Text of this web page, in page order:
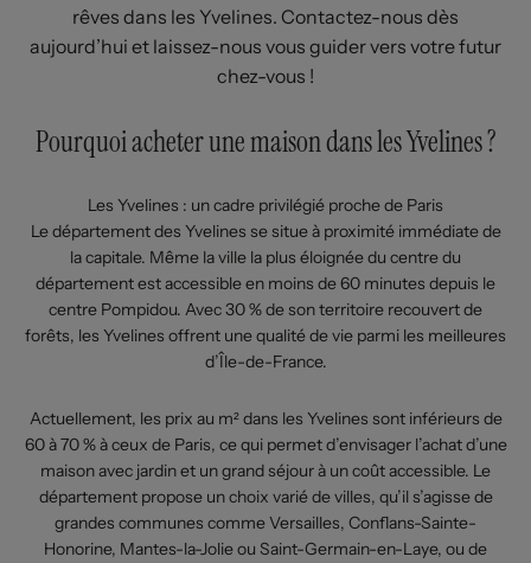
rêves dans les Yvelines. Contactez-nous dès
aujourd’hui et laissez-nous vous guider vers votre futur
chez-vous !
Pourquoi acheter une maison dans les Yvelines ?
Les Yvelines : un cadre privilégié proche de Paris
Le département des Yvelines se situe à proximité immédiate de
la capitale. Même la ville la plus éloignée du centre du
département est accessible en moins de 60 minutes depuis le
centre Pompidou. Avec 30 % de son territoire recouvert de
forêts, les Yvelines offrent une qualité de vie parmi les meilleures
d’Île-de-France.
Actuellement, les prix au m² dans les Yvelines sont inférieurs de
60 à 70 % à ceux de Paris, ce qui permet d’envisager l’achat d’une
maison avec jardin et un grand séjour à un coût accessible. Le
département propose un choix varié de villes, qu’il s’agisse de
grandes communes comme Versailles, Conflans-Sainte-
Honorine, Mantes-la-Jolie ou Saint-Germain-en-Laye, ou de